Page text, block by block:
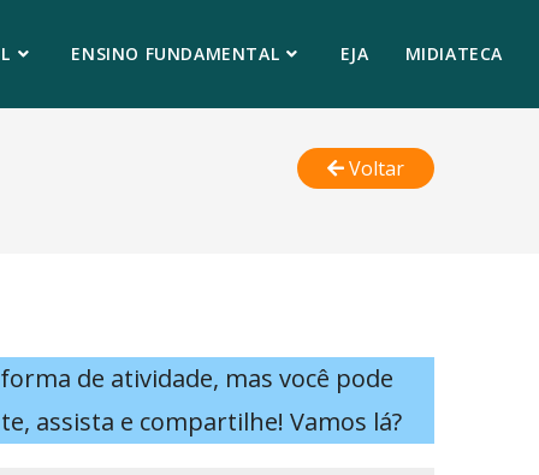
ENSINO FUNDAMENTAL EJA MIDIATECA
Voltar
de atividade, mas você pode
assista e compartilhe! Vamos lá?